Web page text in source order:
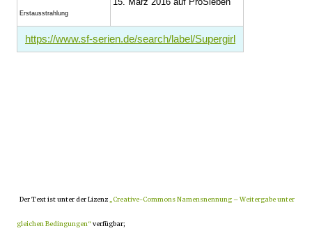
Erstausstrahlung
https://www.sf-serien.de/search/label/Supergirl
Der Text ist unter der Lizenz„Creative-Commons Namensnennung – Weitergabe unter
gleichen Bedingungen“verfügbar;